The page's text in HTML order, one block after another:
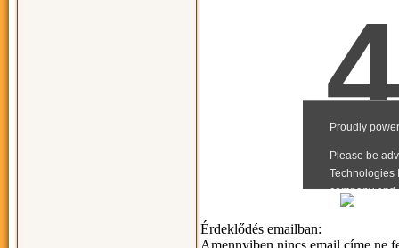
Érdeklődés emailban:
Amennyiben nincs email címe ne